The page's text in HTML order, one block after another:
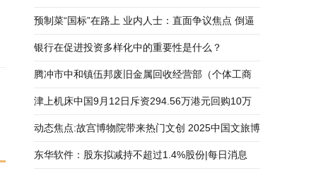
预制菜“国标”在路上 业内人士：直面争议焦点 倒逼
产业升级 每日视讯
银行在促进投资多样化中的重要性是什么？
腾冲市中和镇伍邦废旧金属回收经营部（个体工商
户）成立 注册资本10万人民币
津上机床中国9月12日斥资294.56万港元回购10万
股 热门看点
动态焦点:故宫博物院带来热门文创 2025中国文旅博
览会在汉开幕
东华软件：股东拟减持不超过1.4%股份|每日消息